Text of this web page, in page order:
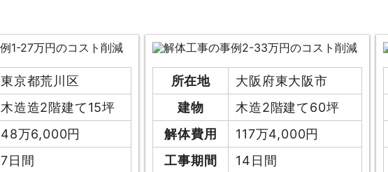
東京都荒川区
木造造2階建て15坪
48万6,000円
7日間
所在地
大阪府東大阪市
建物
木造2階建て60坪
解体費用
117万4,000円
工事期間
14日間